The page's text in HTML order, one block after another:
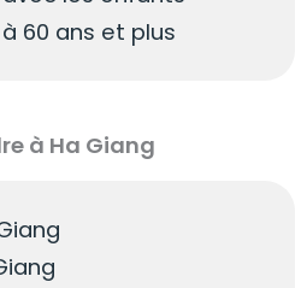
60 ans et plus
à Ha Giang